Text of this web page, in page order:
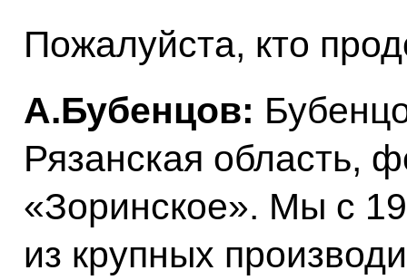
Пожалуйста, кто
А.Бубенцов:
Рязанская область,
«Зоринское». Мы с
из крупных